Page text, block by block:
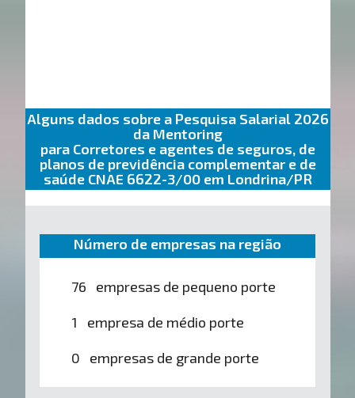
Alguns dados sobre a Pesquisa Salarial 2026
da Mentoring
para Corretores e agentes de seguros, de
planos de previdência complementar e de
saúde CNAE 6622-3/00 em Londrina/PR
Número de empresas na região
76 empresas de pequeno porte
1 empresa de médio porte
0 empresas de grande porte